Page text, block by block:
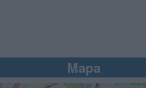
Mapa